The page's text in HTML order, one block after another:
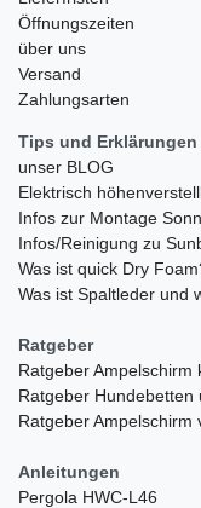
Öffnungszeiten
über uns
Versand
Zahlungsarten
Tips und Erklärungen
unser BLOG
Elektrisch
Infos zur Montage
Infos/Reinigung zu
Was ist quick Dry
Was ist Spaltleder und
Ratgeber
Ratgeber Ampelschirm
Ratgeber Hundebetten
Ratgeber Ampelschirm
Anleitungen
Pergola HWC-L46